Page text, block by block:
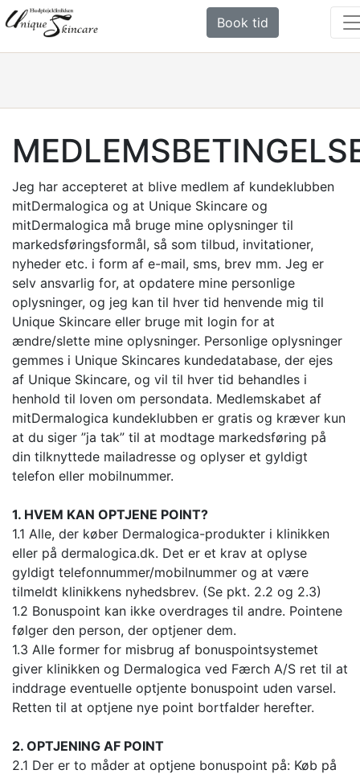
Book tid
Jeg har accepteret at blive medlem af kundeklubben
mitDermalogica og at Unique Skincare og
mitDermalogica må bruge mine oplysninger til
markedsføringsformål, så som tilbud, invitationer,
nyheder etc. i form af e-mail, sms, brev mm. Jeg er
selv ansvarlig for, at opdatere mine personlige
oplysninger, og jeg kan til hver tid henvende mig til
Unique Skincare eller bruge mit login for at
ændre/slette mine oplysninger. Personlige oplysninger
gemmes i Unique Skincares kundedatabase, der ejes
af Unique Skincare, og vil til hver tid behandles i
henhold til loven om persondata. Medlemskabet af
mitDermalogica kundeklubben er gratis og kræver kun
at du siger ”ja tak” til at modtage markedsføring på
din tilknyttede mailadresse og oplyser et gyldigt
telefon eller mobilnummer.
1. HVEM KAN OPTJENE POINT?
1.1 Alle, der køber Dermalogica-produkter i klinikken
eller på dermalogica.dk. Det er et krav at oplyse
gyldigt telefonnummer/mobilnummer og at være
tilmeldt klinikkens nyhedsbrev. (Se pkt. 2.2 og 2.3)
1.2 Bonuspoint kan ikke overdrages til andre. Pointene
følger den person, der optjener dem.
1.3 Alle former for misbrug af bonuspointsystemet
giver klinikken og Dermalogica ved Færch A/S ret til at
inddrage eventuelle optjente bonuspoint uden varsel.
Retten til at optjene nye point bortfalder herefter.
2. OPTJENING AF POINT
2.1 Der er to måder at optjene bonuspoint på: Køb på